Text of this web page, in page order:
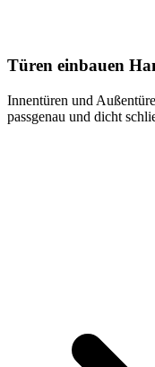
Türen einbauen
Innentüren und
passgenau und dicht